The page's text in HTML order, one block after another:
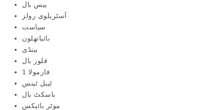
بیس بال
آسٹریلوی رولز
سیاست
بائیاتھلون
بینڈی
فلور بال
فارمولا 1
ٹیبل ٹینس
باسکٹ بال
موٹر بائیکس